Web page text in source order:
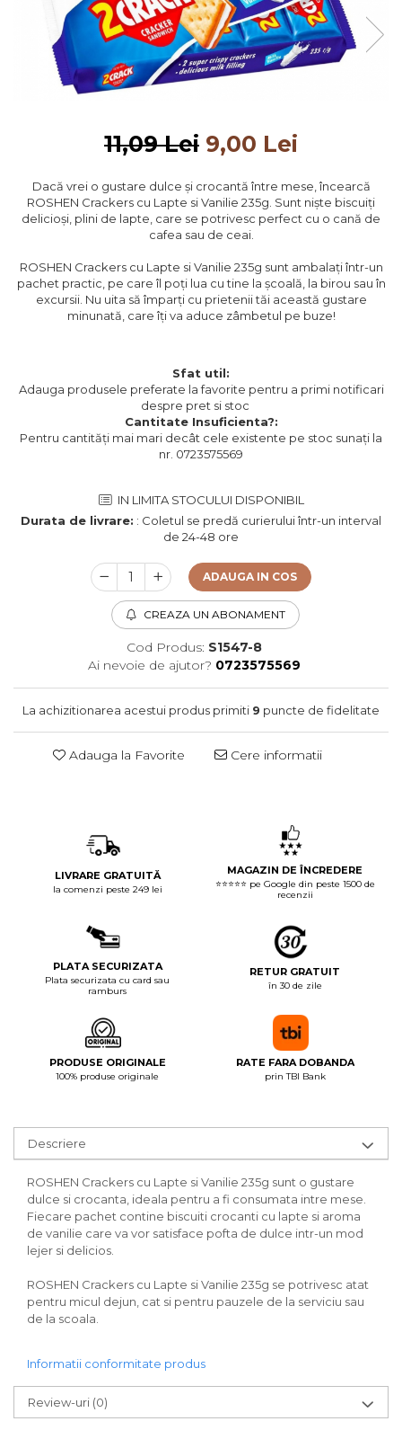
11,09 Lei 9,00 Lei
Dacă vrei o gustare dulce și crocantă între mese, încearcă
ROSHEN Crackers cu Lapte si Vanilie 235g. Sunt niște biscuiți
delicioși, plini de lapte, care se potrivesc perfect cu o cană de
cafea sau de ceai.
ROSHEN Crackers cu Lapte si Vanilie 235g sunt ambalați într-un
pachet practic, pe care îl poți lua cu tine la școală, la birou sau în
excursii. Nu uita să împarți cu prietenii tăi această gustare
minunată, care îți va aduce zâmbetul pe buze!
Sfat util:
Adauga produsele preferate la favorite pentru a primi notificari
despre pret si stoc
Cantitate Insuficienta?:
Pentru cantități mai mari decât cele existente pe stoc sunați la
nr. 0723575569
IN LIMITA STOCULUI DISPONIBIL
Durata de livrare: : Coletul se predă curierului într-un interval
de 24-48 ore
ADAUGA IN COS
CREAZA UN ABONAMENT
Cod Produs: S1547-8
Ai nevoie de ajutor? 0723575569
La achizitionarea acestui produs primiti 9 puncte de fidelitate
Adauga la Favorite Cere informatii
LIVRARE GRATUITĂ
la comenzi peste 249 lei
MAGAZIN DE ÎNCREDERE
⭐⭐⭐⭐⭐ pe Google din peste 1500 de
recenzii
PLATA SECURIZATA
Plata securizata cu card sau
ramburs
RETUR GRATUIT
în 30 de zile
PRODUSE ORIGINALE
100% produse originale
RATE FARA DOBANDA
prin TBI Bank
Descriere
ROSHEN Crackers cu Lapte si Vanilie 235g sunt o gustare
dulce si crocanta, ideala pentru a fi consumata intre mese.
Fiecare pachet contine biscuiti crocanti cu lapte si aroma
de vanilie care va vor satisface pofta de dulce intr-un mod
lejer si delicios.
ROSHEN Crackers cu Lapte si Vanilie 235g se potrivesc atat
pentru micul dejun, cat si pentru pauzele de la serviciu sau
de la scoala.
Informatii conformitate produs
Review-uri (0)